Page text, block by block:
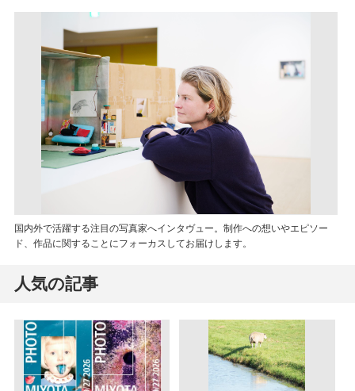
国内外で活躍する注目の写真家へインタヴュー。制作への想いやエピソー
ド、作品に関することにフォーカスしてお届けします。
人気の記事